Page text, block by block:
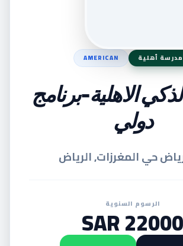
مدرسة أهلية AMERICAN
الاهلية-برنامج
دولي
حي المغرزات, الرياض
الرسوم السنوية
22000 SAR